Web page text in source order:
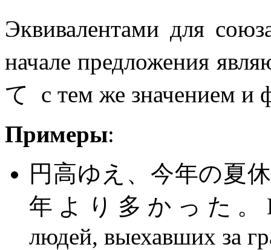
Эквивалентами для
начале предложения
て с тем же значением и
Примеры:
円高ゆえ、今年の夏
年より多かった。
людей, выехавших за